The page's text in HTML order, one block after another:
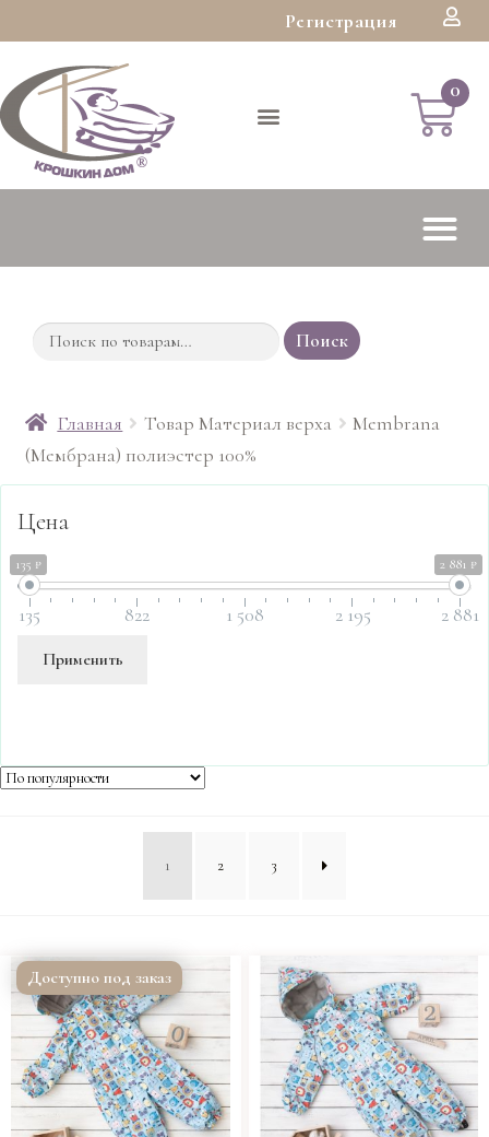
Регистрация
Поиск
Главная Товар Материал верха
Membrana
(Мембрана) полиэстер 100%
Цена
135 ₽ 2 881 ₽
135 822 1 508 2 195 2 881
Применить
1 2 3
Доступно под заказ